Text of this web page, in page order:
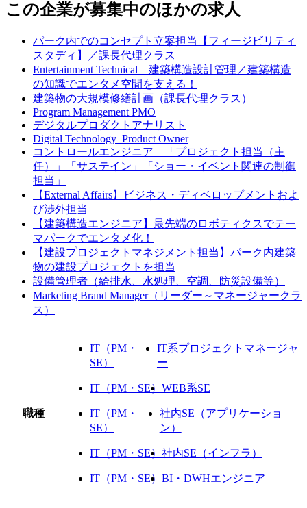
この企業が募集中のほかの求人
パーク内でのコンセプト立案担当【フィージビリティ
スタディ】／課長代理クラス
Entertainment Technical 建築構造設計管理／建築構造
の知識でエンタメ空間を支える！
建築物の大規模修繕計画（課長代理クラス）
Program Management PMO
デジタルプロダクトアナリスト
Digital Technology_Product Owner
コントロールエンジニア 「プロジェクト担当（主
任）」「サステイン」「ショー・イベント関連の制御
担当」
【External Affairs】ビジネス・ディベロップメントおよ
び渉外担当
【建築構造エンジニア】最先端のロボティクスでテー
マパークでエンタメ化！
【建設プロジェクトマネジメント担当】パーク内建築
物の建設プロジェクトを担当
設備管理者（給排水、水処理、空調、防災設備等）
Marketing Brand Manager（リーダー～マネージャークラ
ス）
職種
IT（PM・
SE）
IT系プロジェクトマネージャ
ー
IT（PM・SE） WEB系SE
IT（PM・
SE）
社内SE（アプリケーショ
ン）
IT（PM・SE） 社内SE（インフラ）
IT（PM・SE） BI・DWHエンジニア